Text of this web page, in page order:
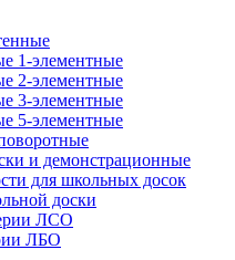
1-элементные
2-элементные
3-элементные
5-элементные
и демонстрационные
для школьных досок
доски
ЛСО
ЛБО